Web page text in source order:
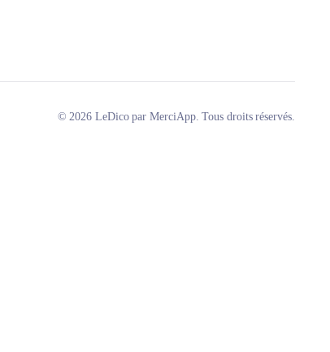
© 2026 LeDico par MerciApp. Tous droits réservés.